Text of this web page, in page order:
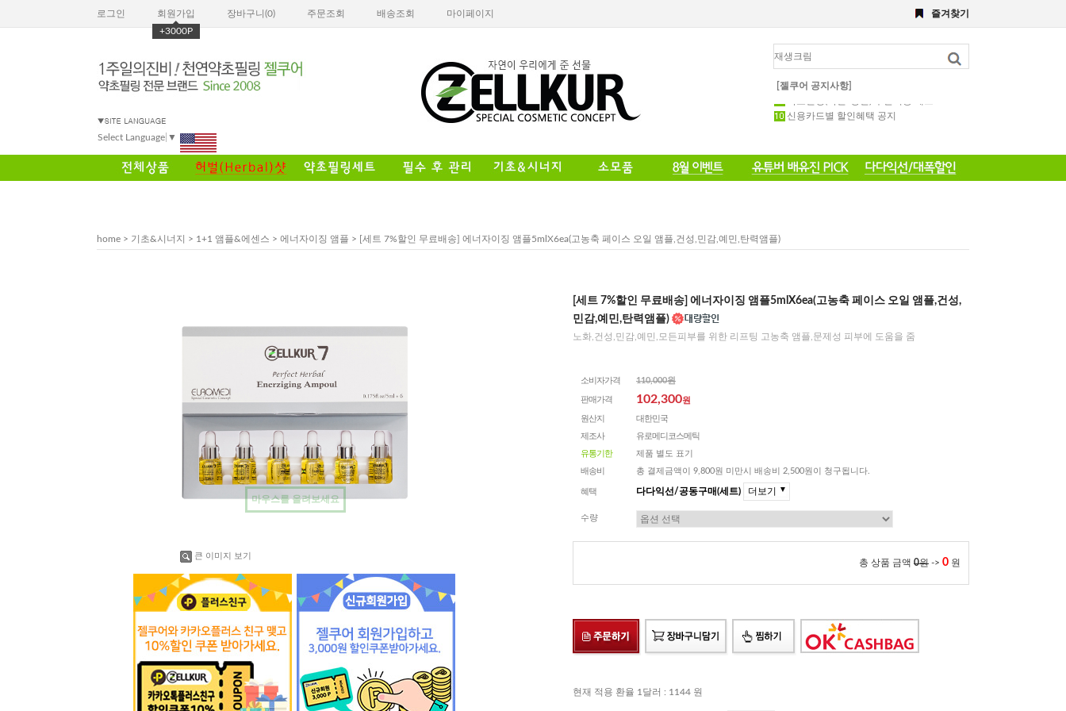
Select Language ▼
[젤쿠어 공지사항]
전화 주문 공지 이벤트
포토 후기 작성 요령 공지
8월 이벤트공지
약초필링(약필/강필) 후관리용 세트
신용카드별 할인혜택 공지
로그인
회원가입
+3000P
장바구니(0) 주문조회 배송조회 마이페이지 즐겨찾기
home > 기초&시너지 > 1+1 앰플&에센스 > 에너자이징 앰플 > [세트 7%할인 무료배송] 에너자이징 앰플5mlX6ea(고농축 페이스 오일 앰플,건성,민감,예민,탄력앰플)
마우스를 올려보세요
큰 이미지 보기
[세트 7%할인 무료배송] 에너자이징 앰플5mlX6ea(고농축 페이스 오일 앰플,건성,
민감,예민,탄력앰플)
노화,건성,민감,예민,모든피부를 위한 리프팅 고농축 앰플,문제성 피부에 도움을 줌
소비자가격 110,000원
판매가격 102,300원
원산지
대한민국
제조사
유로메디코스메틱
유통기한
제품 별도 표기
배송비
총 결제금액이 9,800원 미만시 배송비 2,500원이 청구됩니다.
혜택 다다익선/공동구매(세트) 더보기 ▼
수량
총 상품 금액 0원 -> 0 원
현재 적용 환율 1달러 : 1144 원